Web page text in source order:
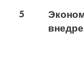
5